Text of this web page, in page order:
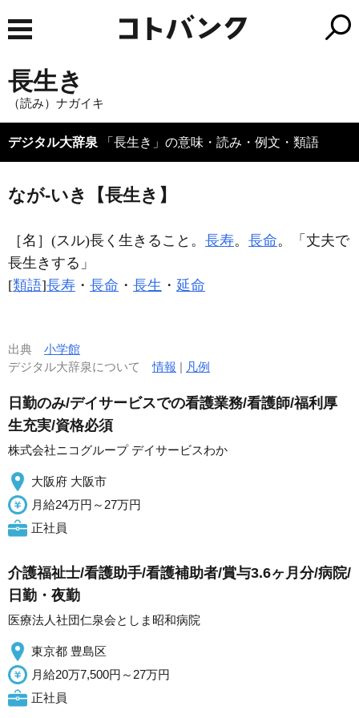
長生き
（読み）ナガイキ
デジタル大辞泉 「長生き」の意味・読み・例文・類語
なが‐いき【長生き】
［名］ (スル)長く生きること。 長寿。 長命。「丈夫で
長生き する」
[類語]長寿 ・ 長命 ・ 長生 ・ 延命
出典 小学館
デジタル大辞泉について情報 | 凡例
日勤のみ/デイサービスでの看護業務/看護師/福利厚
生充実/資格必須
株式会社ニコグループ デイサービスわか
大阪府 大阪市
月給24万円～27万円
正社員
介護福祉士/看護助手/看護補助者/賞与3.6ヶ月分/病院/
日勤・夜勤
医療法人社団仁泉会としま昭和病院
東京都 豊島区
月給20万7,500円～27万円
正社員